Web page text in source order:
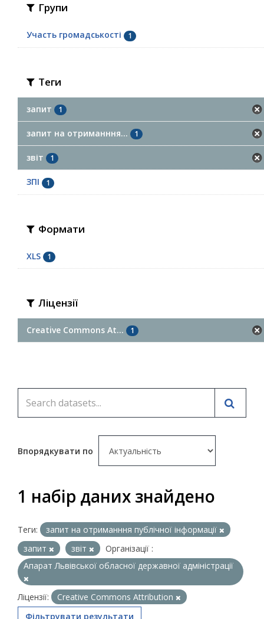
Групи
Участь громадськості 1
Теги
запит 1
запит на отриманння... 1
звіт 1
ЗПІ 1
Формати
XLS 1
Ліцензії
Creative Commons At... 1
Впорядкувати по
1 набір даних знайдено
Теги:
запит на отриманння публічної інформації
запит
звіт
Організації :
Апарат Львівської обласної державної адміністрації
Ліцензії:
Creative Commons Attribution
Фільтрувати результати